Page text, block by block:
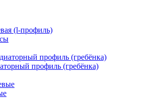
профиль (гребёнка)